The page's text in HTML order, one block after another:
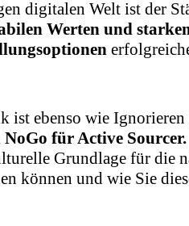
digitalen Welt ist der
Werten und
ist ebenso wie Ignorieren
NoGo für Active Sourcer.
Grundlage für die
können und wie Sie